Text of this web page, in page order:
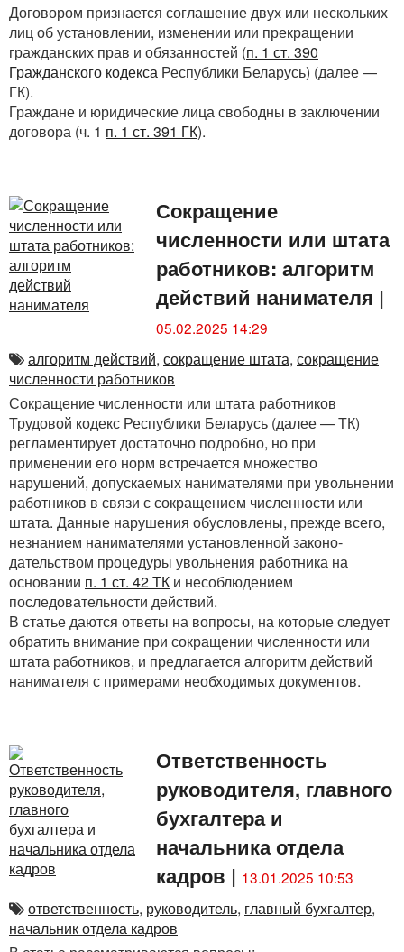
Договором признается соглашение двух или нескольких
лиц об установлении, изменении или прекращении
гражданских прав и обязанностей (п. 1 ст. 390
Гражданского кодекса Республики Беларусь) (далее —
ГК).
Граждане и юридические лица свободны в заключении
договора (ч. 1 п. 1 ст. 391 ГК).
Сокращение
численности или штата
работников: алгоритм
действий нанимателя |
05.02.2025 14:29
алгоритм действий, сокращение штата, сокращение
численности работников
Сокращение численности или штата работников
Трудовой кодекс Республики Беларусь (далее — ТК)
регламентирует достаточно подробно, но при
применении его норм встречается множество
нарушений, допускаемых нанимателями при увольнении
работников в связи с сокращением численности или
штата. Данные нарушения обусловлены, прежде всего,
незнанием нанимателями установленной законо­
дательством процедуры увольнения работника на
основании п. 1 ст. 42 ТК и несоблюдением
последовательности действий.
В статье даются ответы на вопросы, на которые следует
обратить внимание при сокращении численности или
штата работников, и предлагается алгоритм действий
нанимателя с примерами необходимых документов.
Ответственность
руководителя, главного
бухгалтера и
начальника отдела
кадров | 13.01.2025 10:53
ответственность, руководитель, главный бухгалтер,
начальник отдела кадров